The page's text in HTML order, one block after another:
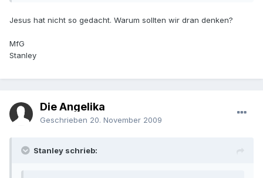
Jesus hat nicht so gedacht. Warum sollten wir dran denken?
MfG
Stanley
Die Angelika
Geschrieben 20. November 2009
Stanley schrieb: